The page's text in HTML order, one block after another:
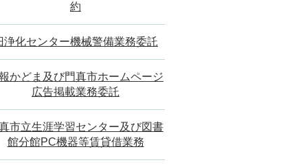
約
浄化センター機械警備業務委託
かどま及び門真市ホームページ
広告掲載業務委託
市立生涯学習センター及び図書
館分館PC機器等賃貸借業務